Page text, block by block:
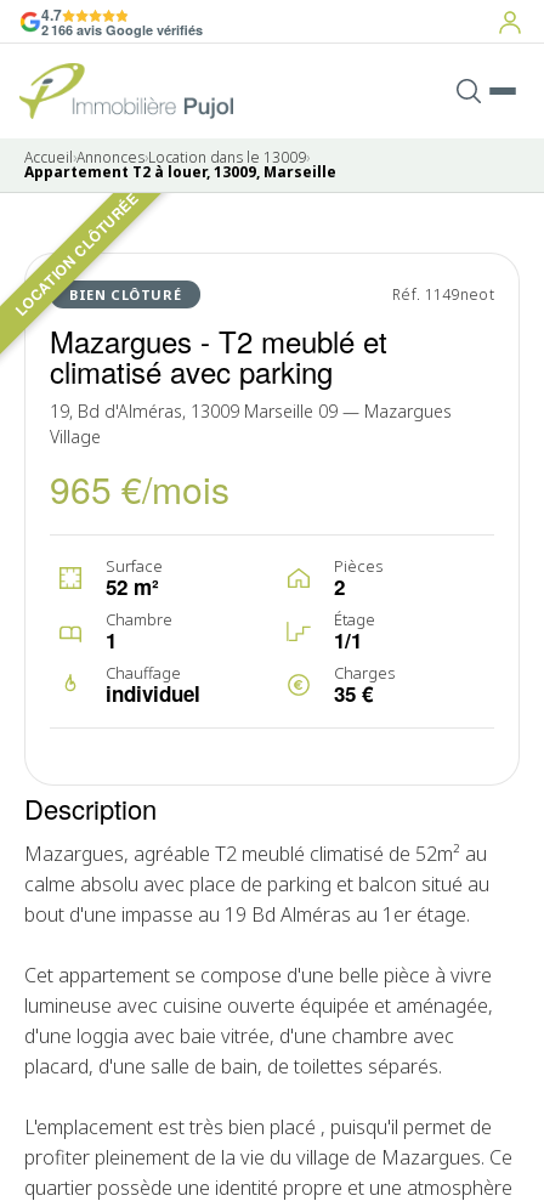
4.7
2 166 avis Google vérifiés
Accueil›Annonces›Location dans le 13009›
Appartement T2 à louer, 13009, Marseille
LOCATION CLÔTURÉE
BIEN CLÔTURÉ Réf. 1149neot
Mazargues - T2 meublé et
climatisé avec parking
19, Bd d'Alméras, 13009 Marseille 09 — Mazargues
Village
965 €/mois
Surface
52 m²
Pièces
2
Chambre
1
Étage
1/1
Chauffage
individuel
Charges
35 €
LOUÉ
4 photos
Description
Mazargues, agréable T2 meublé climatisé de 52m² au
calme absolu avec place de parking et balcon situé au
bout d'une impasse au 19 Bd Alméras au 1er étage.
Cet appartement se compose d'une belle pièce à vivre
lumineuse avec cuisine ouverte équipée et aménagée,
d'une loggia avec baie vitrée, d'une chambre avec
placard, d'une salle de bain, de toilettes séparés.
L'emplacement est très bien placé , puisqu'il permet de
profiter pleinement de la vie du village de Mazargues. Ce
quartier possède une identité propre et une atmosphère